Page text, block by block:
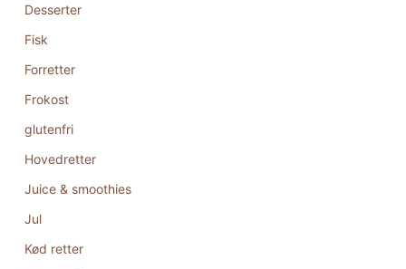
Desserter
Fisk
Forretter
Frokost
glutenfri
Hovedretter
Juice & smoothies
Jul
Kød retter